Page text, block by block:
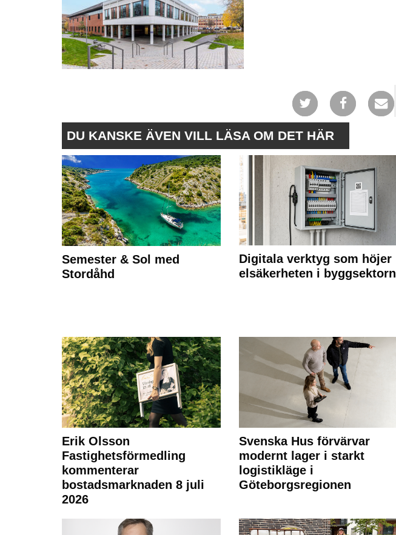
DU KANSKE ÄVEN VILL LÄSA OM DET HÄR
Semester & Sol med
Stordåhd
Digitala verktyg som höjer
elsäkerheten i byggsektorn
Erik Olsson
Fastighetsförmedling
kommenterar
bostadsmarknaden 8 juli
2026
Svenska Hus förvärvar
modernt lager i starkt
logistikläge i
Göteborgsregionen